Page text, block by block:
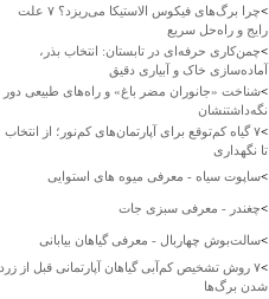
>
چرا برگ‌های فیکوس الاستیکا می‌ریزد؟ ۷ علت
رایج و راه‌حل سریع
>چمن‌کاری حرفه‌ای در تابستان: انتخاب بذر،
آماده‌سازی خاک و آبیاری دقیق
>شناخت «جانوران مضر باغ» و راه‌های طبیعی دور
نگه‌داشتنشان
>
۷ گیاه کم‌توقع برای آپارتمان‌های کم‌نور؛ از انتخاب
تا نگهداری
>ساپوت سیاه - معرفی میوه های استوایی
>چغندر - معرفی سبزی جات
>سالت‌بوش چهاربال - معرفی گیاهان بیابانی
>
۷ روش تشخیص کم‌آبی گیاهان آپارتمانی قبل از زرد
شدن برگ‌ها